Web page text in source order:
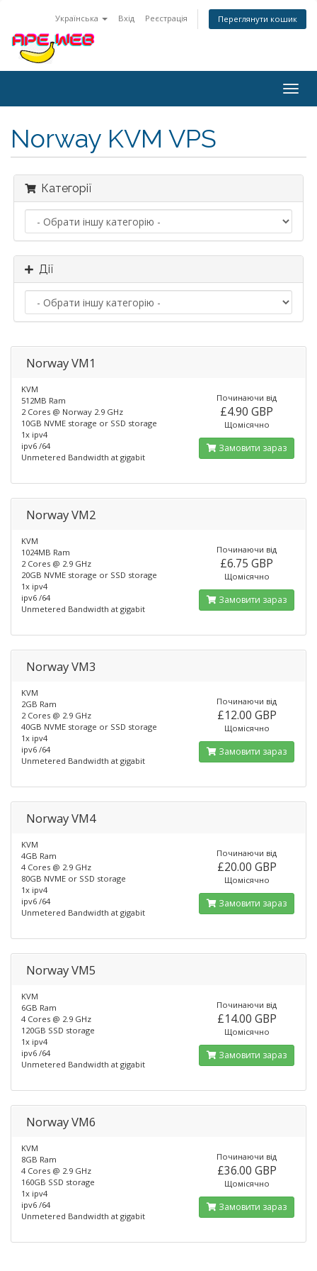
Українська Вхід Реєстрація Переглянути кошик
Norway KVM VPS
Категорії
Дії
Norway VM1
KVM
512MB Ram
2 Cores @ Norway 2.9 GHz
10GB NVME storage or SSD storage
1x ipv4
ipv6 /64
Unmetered Bandwidth at gigabit
Починаючи від
£4.90 GBP
Щомісячно
Замовити зараз
Norway VM2
KVM
1024MB Ram
2 Cores @ 2.9 GHz
20GB NVME storage or SSD storage
1x ipv4
ipv6 /64
Unmetered Bandwidth at gigabit
Починаючи від
£6.75 GBP
Щомісячно
Замовити зараз
Norway VM3
KVM
2GB Ram
2 Cores @ 2.9 GHz
40GB NVME storage or SSD storage
1x ipv4
ipv6 /64
Unmetered Bandwidth at gigabit
Починаючи від
£12.00 GBP
Щомісячно
Замовити зараз
Norway VM4
KVM
4GB Ram
4 Cores @ 2.9 GHz
80GB NVME or SSD storage
1x ipv4
ipv6 /64
Unmetered Bandwidth at gigabit
Починаючи від
£20.00 GBP
Щомісячно
Замовити зараз
Norway VM5
KVM
6GB Ram
4 Cores @ 2.9 GHz
120GB SSD storage
1x ipv4
ipv6 /64
Unmetered Bandwidth at gigabit
Починаючи від
£14.00 GBP
Щомісячно
Замовити зараз
Norway VM6
KVM
8GB Ram
4 Cores @ 2.9 GHz
160GB SSD storage
1x ipv4
ipv6 /64
Unmetered Bandwidth at gigabit
Починаючи від
£36.00 GBP
Щомісячно
Замовити зараз